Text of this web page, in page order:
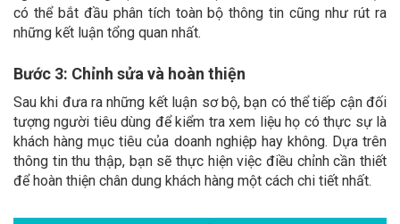
có thể bắt đầu phân tích toàn bộ thông tin cũng như rút ra
những kết luận tổng quan nhất.
Bước 3: Chỉnh sửa và hoàn thiện
Sau khi đưa ra những kết luận sơ bộ, bạn có thể tiếp cận đối
tượng người tiêu dùng để kiểm tra xem liệu họ có thực sự là
khách hàng mục tiêu của doanh nghiệp hay không. Dựa trên
thông tin thu thập, bạn sẽ thực hiện việc điều chỉnh cần thiết
để hoàn thiện chân dung khách hàng một cách chi tiết nhất.